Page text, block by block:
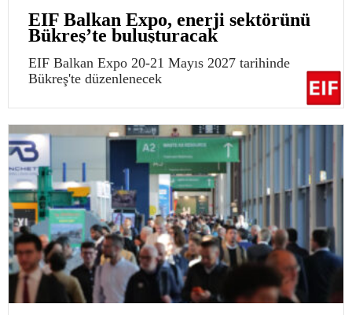
EIF Balkan Expo, enerji sektörünü
Bükreş’te buluşturacak
EIF Balkan Expo 20-21 Mayıs 2027 tarihinde
Bükreş'te düzenlenecek